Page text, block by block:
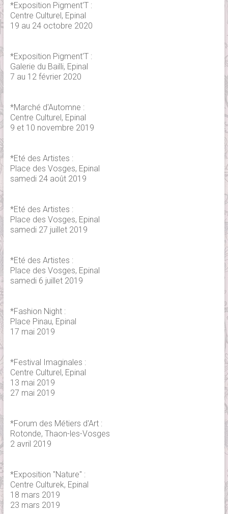
*Exposition Pigment'T :
Centre Culturel, Epinal
19 au 24 octobre 2020
*Exposition Pigment'T :
Galerie du Bailli, Epinal
7 au 12 février 2020
*Marché d'Automne :
Centre Culturel, Epinal
9 et 10 novembre 2019
*Eté des Artistes :
Place des Vosges, Epinal
samedi 24 août 2019
*Eté des Artistes :
Place des Vosges, Epinal
samedi 27 juillet 2019
*Eté des Artistes :
Place des Vosges, Epinal
samedi 6 juillet 2019
*Fashion Night :
Place Pinau, Epinal
17 mai 2019
*Festival Imaginales :
Centre Culturel, Epinal
13 mai 2019
27 mai 2019
*Forum des Métiers d'Art :
Rotonde, Thaon-les-Vosges
2 avril 2019
*Exposition "Nature" :
Centre Culturek, Epinal
18 mars 2019
23 mars 2019